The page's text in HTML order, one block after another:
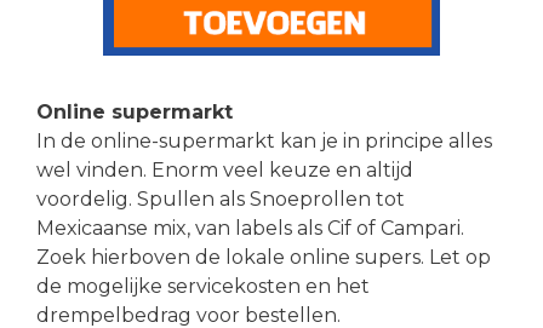
Online supermarkt
In de online-supermarkt kan je in principe alles
wel vinden. Enorm veel keuze en altijd
voordelig. Spullen als Snoeprollen tot
Mexicaanse mix, van labels als Cif of Campari.
Zoek hierboven de lokale online supers. Let op
de mogelijke servicekosten en het
drempelbedrag voor bestellen.